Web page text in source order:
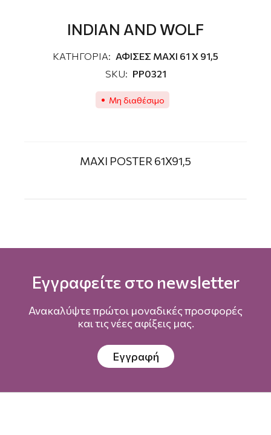
INDIAN AND WOLF
ΚΑΤΗΓΟΡΙΑ: ΑΦΙΣΕΣ MAXI 61 X 91,5
SKU: PP0321
Μη διαθέσιμο
MAXI POSTER 61X91,5
Εγγραφείτε στο newsletter
Ανακαλύψτε πρώτοι μοναδικές προσφορές
και τις νέες αφίξεις μας.
Εγγραφή